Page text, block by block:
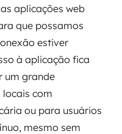
aplicações web
que possamos
estiver
à aplicação fica
um grande
com
ou para usuários
mesmo sem